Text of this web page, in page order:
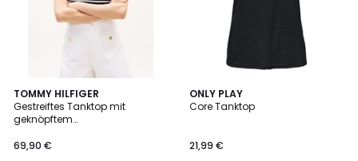
TOMMY HILFIGER
Gestreiftes Tanktop mit
geknöpftem
69,90 €
ONLY PLAY
Core Tanktop
21,99 €
2
Farben